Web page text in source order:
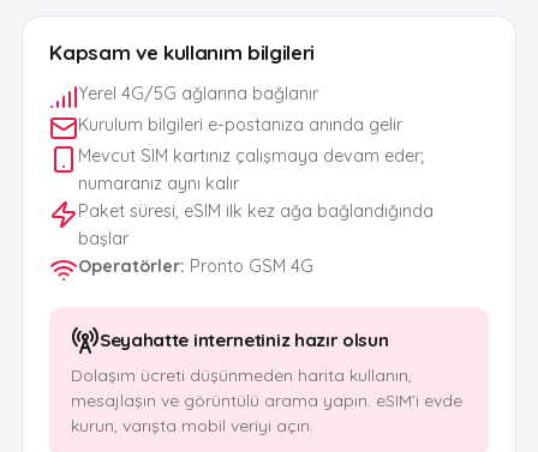
Kapsam ve kullanım bilgileri
Yerel 4G/5G ağlarına bağlanır
Kurulum bilgileri e-postanıza anında gelir
Mevcut SIM kartınız çalışmaya devam eder;
numaranız aynı kalır
Paket süresi, eSIM ilk kez ağa bağlandığında
başlar
Operatörler: Pronto GSM 4G
Seyahatte internetiniz hazır olsun
Dolaşım ücreti düşünmeden harita kullanın,
mesajlaşın ve görüntülü arama yapın. eSIM’i evde
kurun, varışta mobil veriyi açın.